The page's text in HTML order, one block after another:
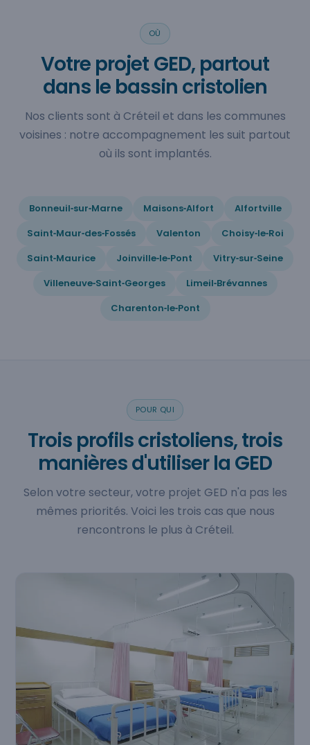
OÙ
Votre projet GED, partout
dans le bassin cristolien
Nos clients sont à Créteil et dans les communes
voisines : notre accompagnement les suit partout
où ils sont implantés.
Bonneuil‑sur‑Marne Maisons‑Alfort
Alfortville
Saint‑Maur‑des‑Fossés
Valenton
Choisy‑le‑Roi
Saint‑Maurice
Joinville‑le‑Pont
Vitry‑sur‑Seine
Villeneuve‑Saint‑Georges
Limeil‑Brévannes
Charenton‑le‑Pont
POUR QUI
Trois profils cristoliens, trois
manières d'utiliser la GED
Selon votre secteur, votre projet GED n'a pas les
mêmes priorités. Voici les trois cas que nous
rencontrons le plus à Créteil.